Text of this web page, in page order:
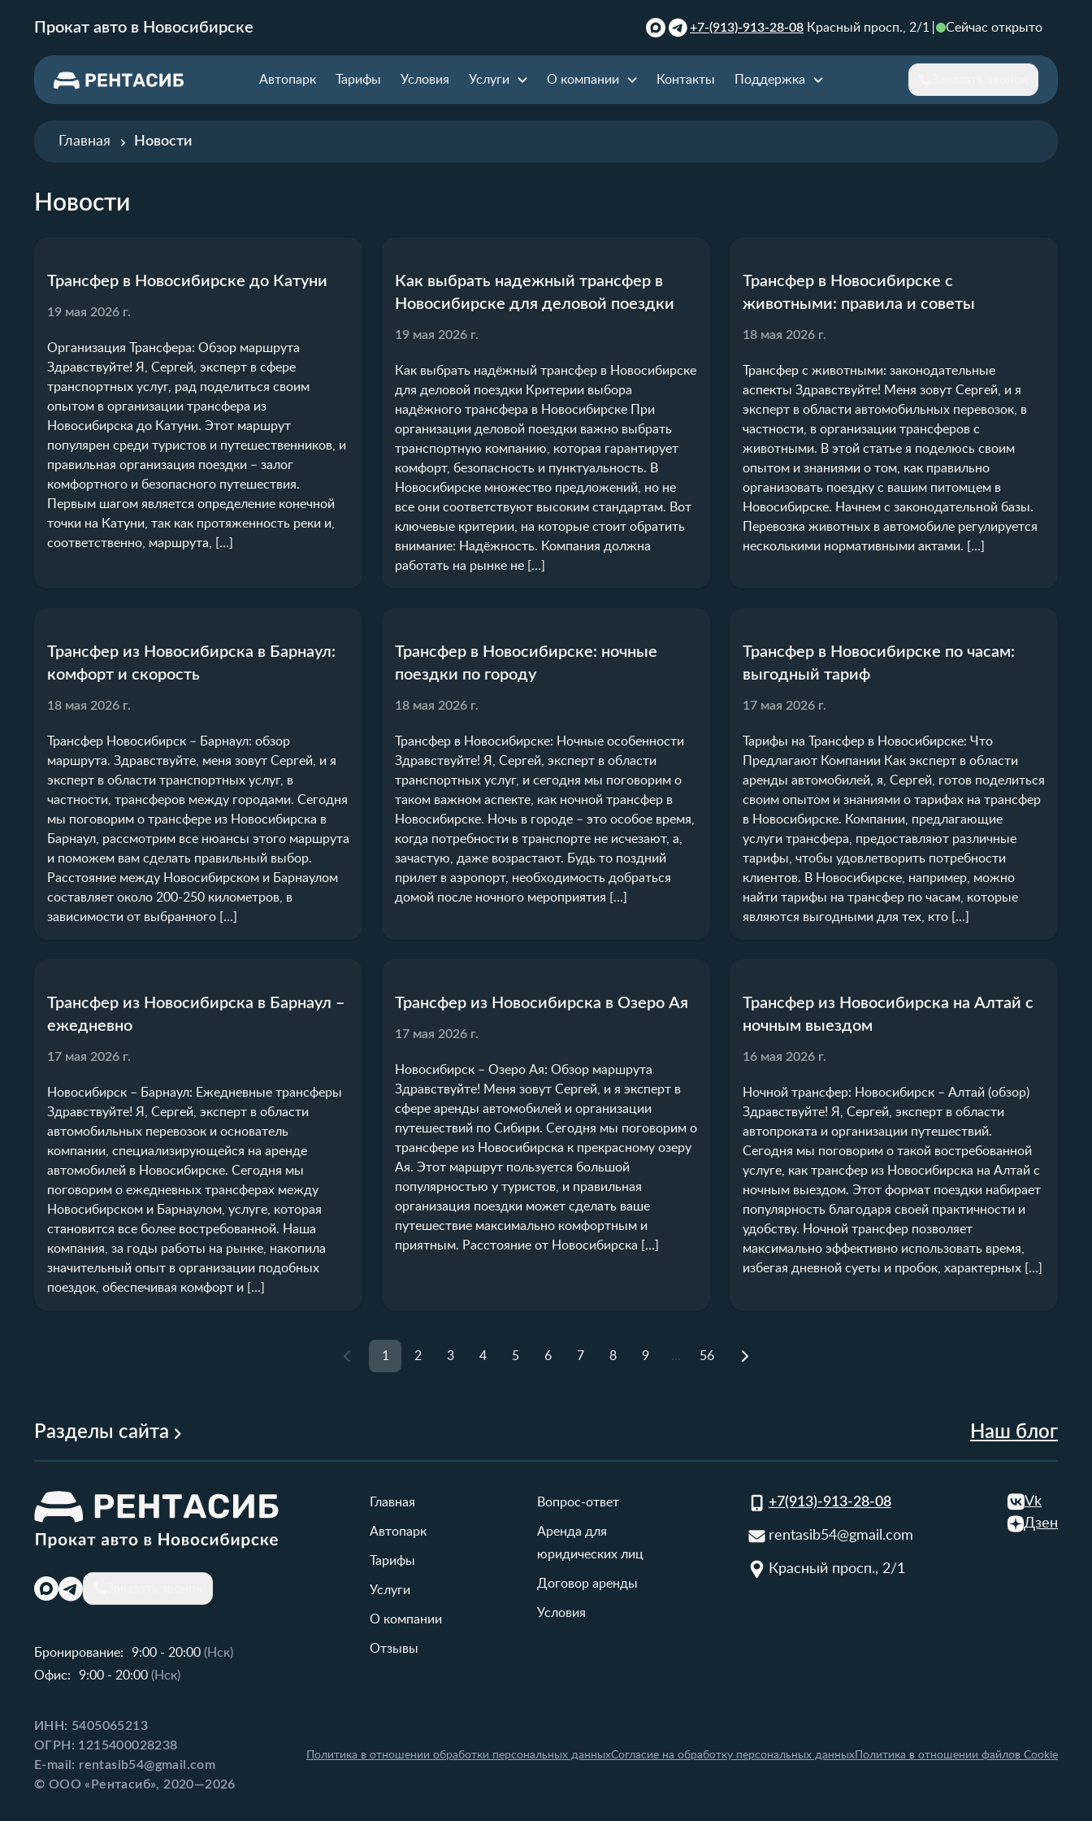
Прокат авто в Новосибирске +7-(913)-913-28-08 Красный просп., 2/1 Сейчас открыто
Автопарк Тарифы Условия Услуги О компании Контакты Поддержка
Главная Новости
Новости
Трансфер в Новосибирске до Катуни
19 мая 2026 г.
Организация Трансфера: Обзор маршрута
Здравствуйте! Я, Сергей, эксперт в сфере
транспортных услуг, рад поделиться своим
опытом в организации трансфера из
Новосибирска до Катуни. Этот маршрут
популярен среди туристов и путешественников, и
правильная организация поездки – залог
комфортного и безопасного путешествия.
Первым шагом является определение конечной
точки на Катуни, так как протяженность реки и,
соответственно, маршрута, […]
Как выбрать надежный трансфер в
Новосибирске для деловой поездки
19 мая 2026 г.
Как выбрать надёжный трансфер в Новосибирске
для деловой поездки Критерии выбора
надёжного трансфера в Новосибирске При
организации деловой поездки важно выбрать
транспортную компанию, которая гарантирует
комфорт, безопасность и пунктуальность. В
Новосибирске множество предложений, но не
все они соответствуют высоким стандартам. Вот
ключевые критерии, на которые стоит обратить
внимание: Надёжность. Компания должна
работать на рынке не […]
Трансфер в Новосибирске с
животными: правила и советы
18 мая 2026 г.
Трансфер с животными: законодательные
аспекты Здравствуйте! Меня зовут Сергей, и я
эксперт в области автомобильных перевозок, в
частности, в организации трансферов с
животными. В этой статье я поделюсь своим
опытом и знаниями о том, как правильно
организовать поездку с вашим питомцем в
Новосибирске. Начнем с законодательной базы.
Перевозка животных в автомобиле регулируется
несколькими нормативными актами. […]
Трансфер из Новосибирска в Барнаул:
комфорт и скорость
18 мая 2026 г.
Трансфер Новосибирск – Барнаул: обзор
маршрута. Здравствуйте, меня зовут Сергей, и я
эксперт в области транспортных услуг, в
частности, трансферов между городами. Сегодня
мы поговорим о трансфере из Новосибирска в
Барнаул, рассмотрим все нюансы этого маршрута
и поможем вам сделать правильный выбор.
Расстояние между Новосибирском и Барнаулом
составляет около 200-250 километров, в
зависимости от выбранного […]
Трансфер в Новосибирске: ночные
поездки по городу
18 мая 2026 г.
Трансфер в Новосибирске: Ночные особенности
Здравствуйте! Я, Сергей, эксперт в области
транспортных услуг, и сегодня мы поговорим о
таком важном аспекте, как ночной трансфер в
Новосибирске. Ночь в городе – это особое время,
когда потребности в транспорте не исчезают, а,
зачастую, даже возрастают. Будь то поздний
прилет в аэропорт, необходимость добраться
домой после ночного мероприятия […]
Трансфер в Новосибирске по часам:
выгодный тариф
17 мая 2026 г.
Тарифы на Трансфер в Новосибирске: Что
Предлагают Компании Как эксперт в области
аренды автомобилей, я, Сергей, готов поделиться
своим опытом и знаниями о тарифах на трансфер
в Новосибирске. Компании, предлагающие
услуги трансфера, предоставляют различные
тарифы, чтобы удовлетворить потребности
клиентов. В Новосибирске, например, можно
найти тарифы на трансфер по часам, которые
являются выгодными для тех, кто […]
Трансфер из Новосибирска в Барнаул –
ежедневно
17 мая 2026 г.
Новосибирск – Барнаул: Ежедневные трансферы
Здравствуйте! Я, Сергей, эксперт в области
автомобильных перевозок и основатель
компании, специализирующейся на аренде
автомобилей в Новосибирске. Сегодня мы
поговорим о ежедневных трансферах между
Новосибирском и Барнаулом, услуге, которая
становится все более востребованной. Наша
компания, за годы работы на рынке, накопила
значительный опыт в организации подобных
поездок, обеспечивая комфорт и […]
Трансфер из Новосибирска в Озеро Ая
17 мая 2026 г.
Новосибирск – Озеро Ая: Обзор маршрута
Здравствуйте! Меня зовут Сергей, и я эксперт в
сфере аренды автомобилей и организации
путешествий по Сибири. Сегодня мы поговорим о
трансфере из Новосибирска к прекрасному озеру
Ая. Этот маршрут пользуется большой
популярностью у туристов, и правильная
организация поездки может сделать ваше
путешествие максимально комфортным и
приятным. Расстояние от Новосибирска […]
Трансфер из Новосибирска на Алтай с
ночным выездом
16 мая 2026 г.
Ночной трансфер: Новосибирск – Алтай (обзор)
Здравствуйте! Я, Сергей, эксперт в области
автопроката и организации путешествий.
Сегодня мы поговорим о такой востребованной
услуге, как трансфер из Новосибирска на Алтай с
ночным выездом. Этот формат поездки набирает
популярность благодаря своей практичности и
удобству. Ночной трансфер позволяет
максимально эффективно использовать время,
избегая дневной суеты и пробок, характерных […]
1 2 3 4 5 6 7 8 9 ... 56
Разделы сайта Наш блог
Бронирование: 9:00 - 20:00 (Нск)
Офис:
9:00 - 20:00 (Нск)
Главная
Автопарк
Тарифы
Услуги
О компании
Отзывы
Вопрос-ответ
Аренда для
юридических лиц
Договор аренды
Условия
+7(913)-913-28-08
rentasib54@gmail.com
Красный просп., 2/1
Vk
Дзен
ИНН: 5405065213
ОГРН: 1215400028238
E-mail: rentasib54@gmail.com
© ООО «Рентасиб», 2020—2026
Политика в отношении обработки персональных данныхСогласие на обработку персональных данныхПолитика в отношении файлов Cookie